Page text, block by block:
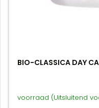
BIO-CLASSICA DAY
voorraad (Uitsluitend